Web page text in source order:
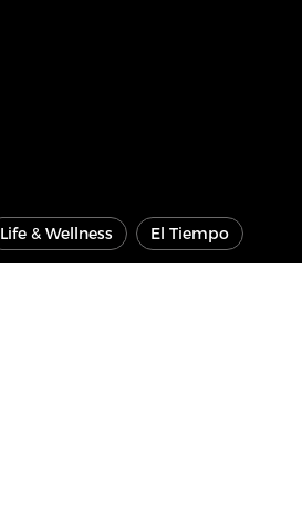
Life & Wellness El Tiempo